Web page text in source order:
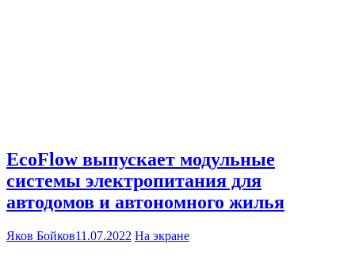
EcoFlow выпускает модульные
системы электропитания для
автодомов и автономного жилья
Яков Бойков11.07.2022 На экране